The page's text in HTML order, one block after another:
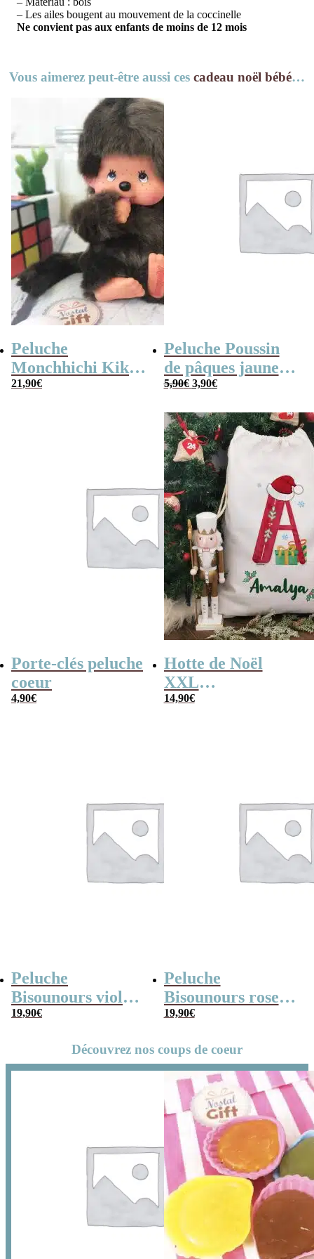
– Les ailes bougent au mouvement de la coccinelle
Ne convient pas aux enfants de moins de 12 mois
Vous aimerez peut-être aussi ces cadeau noël bébé…
Peluche
Monchhichi Kiki
l’original (20 cm)
21,90€
Peluche Poussin
de pâques jaune
(14cm)
5,90€ Le
prix
5,90€.
3,90€Le
prix
3,90€.
Porte-clés peluche
coeur
4,90€
Hotte de Noël
XXL
personnalisée –
14,90€
Peluche
Bisounours violet
(21cm) –
Version 2019
19,90€
Peluche
Bisounours rose
(21cm) – Toucâlin
19,90€
Découvrez nos coups de coeur